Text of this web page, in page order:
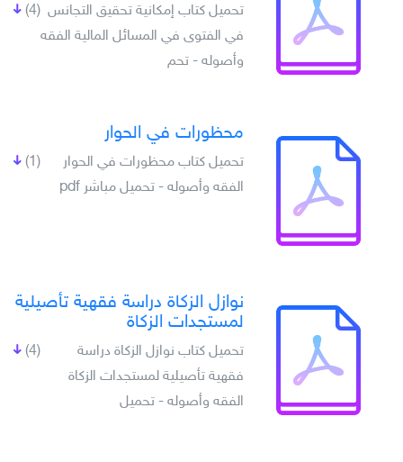
(4) تحميل كتاب إمكانية تحقيق التجانس
في الفتوى في المسائل المالية الفقه
وأصوله - تحم
محظورات في الحوار
(1)
تحميل كتاب محظورات في الحوار
الفقه وأصوله - تحميل مباشر pdf
نوازل الزكاة دراسة فقهية تأصيلية
لمستجدات الزكاة
(4)
تحميل كتاب نوازل الزكاة دراسة
فقهية تأصيلية لمستجدات الزكاة
الفقه وأصوله - تحميل